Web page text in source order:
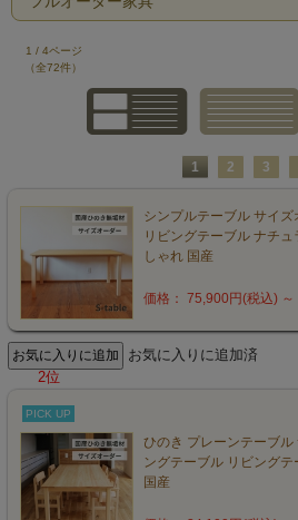
1 / 4ページ
（全72件）
1 2 3
シンプルテーブル サイ
リビングテーブル ナチ
しゃれ 国産
価格： 75,900円(税込) ～
お気に入りに追加済
2位
PICK UP
ひのき プレーンテーブ
ングテーブル リビング
国産